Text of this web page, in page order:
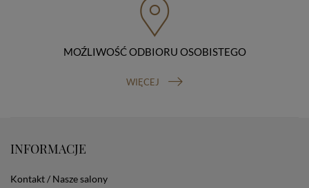
organu nadzorczego (Prezesa Urzędu Ochrony Danych
Osobowych, ul. Stawki 2, 00-193 Warszawa) oraz
prawo do cofnięcia zgody na przetwarzanie danych
osobowych (masz prawo cofnięcia zgody na
przetwarzanie danych w dowolnym momencie;
przetwarzania, którego dokonano na podstawie Twojej
nie podasz danych, nie będziesz mógł przeglądać
Zautomatyzowane podejmowanie decyzji
MOŹLIWOŚĆ ODBIORU OSOBISTEGO
WIĘCEJ
INFORMACJE
Kontakt / Nasze salony